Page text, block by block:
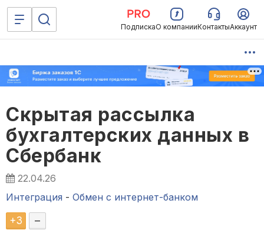
ПодпискаО компанииКонтактыАккаунт
Скрытая рассылка
бухгалтерских данных в
Сбербанк
22.04.26
Интеграция - Обмен с интернет-банком
+3 –